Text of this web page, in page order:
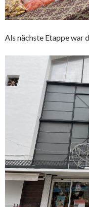
Als nächste Etappe war